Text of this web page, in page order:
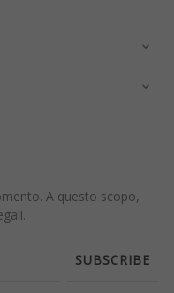


A questo scopo,
SUBSCRIBE